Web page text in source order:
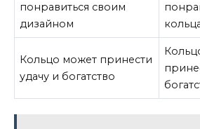
понравиться своим
дизайном
Кольцо может принести
удачу и богатство